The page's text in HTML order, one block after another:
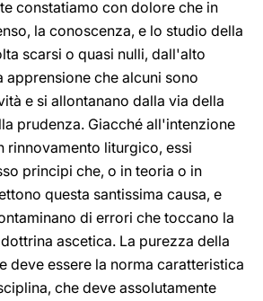
constatiamo con dolore che in
la conoscenza, e lo studio della
scarsi o quasi nulli, dall'alto
apprensione che alcuni sono
e si allontanano dalla via della
prudenza. Giacché all'intenzione
rinnovamento liturgico, essi
principi che, o in teoria o in
questa santissima causa, e
di errori che toccano la
ascetica. La purezza della
deve essere la norma caratteristica
che deve assolutamente